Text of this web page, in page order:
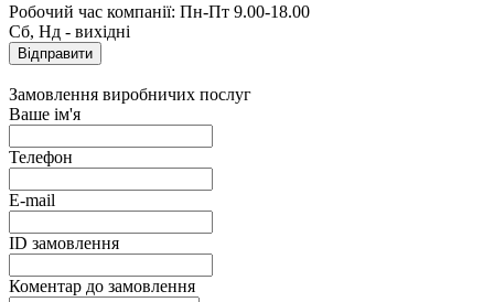
Робочий час компанії: Пн-Пт 9.00-18.00
Сб, Нд - вихідні
Замовлення виробничих послуг
Ваше ім'я
Телефон
E-mail
ID замовлення
Коментар до замовлення